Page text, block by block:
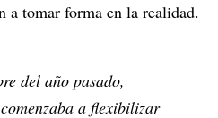
a tomar forma en la realidad.
del año pasado,
a flexibilizar